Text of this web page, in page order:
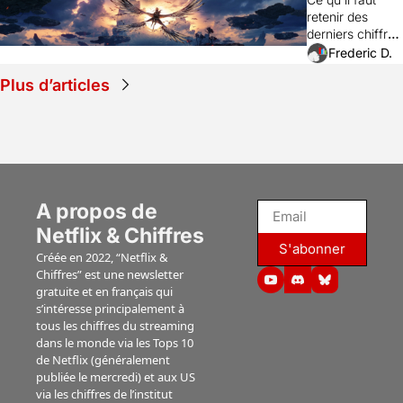
(Disney+),
"The Sheep
Detectives"
(Prime),
retenir des
derniers chiffres
de visionnages
aux Etats-Unis
Frederic D.
Plus d’articles
A propos de
Netflix & Chiffres
Créée en 2022, “Netflix &
Chiffres” est une newsletter
gratuite et en français qui
s’intéresse principalement à
tous les chiffres du streaming
dans le monde via les Tops 10
de Netflix (généralement
publiée le mercredi) et aux US
via les chiffres de l’institut
S'abonner